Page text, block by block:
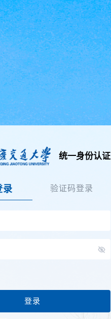
统一身份认证
录 验证码登录
登录